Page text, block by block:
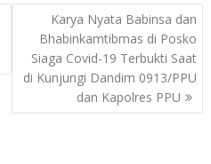
Karya Nyata Babinsa dan
Bhabinkamtibmas di Posko
Siaga Covid-19 Terbukti Saat
di Kunjungi Dandim 0913/PPU
dan Kapolres PPU